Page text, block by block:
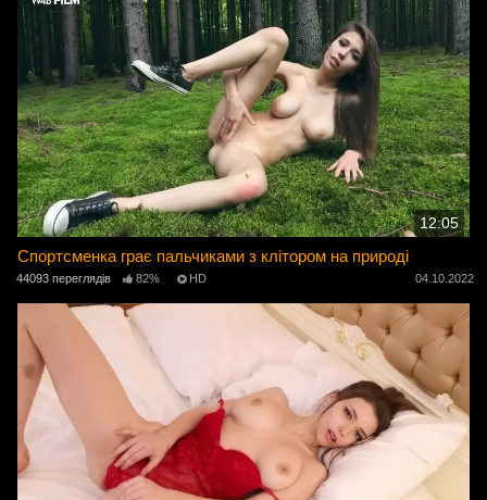
12:05
Спортсменка грає пальчиками з клітором на природі
44093 переглядів 82% HD 04.10.2022